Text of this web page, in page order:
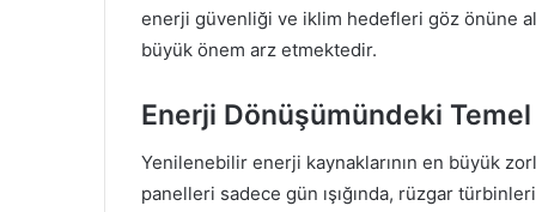
enerji güvenliği ve iklim hedefleri göz önüne
büyük önem arz etmektedir.
Enerji Dönüşümündeki
Yenilenebilir enerji kaynaklarının en büyük
panelleri sadece gün ışığında, rüzgar